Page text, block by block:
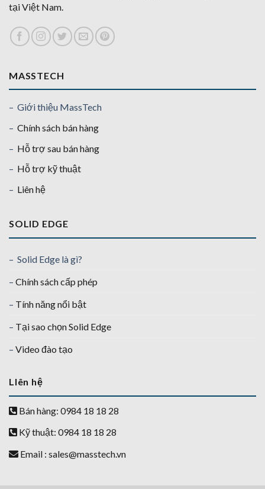
tại Việt Nam.
MASSTECH
– Giới thiệu MassTech
– Chính sách bán hàng
– Hỗ trợ sau bán hàng
– Hỗ trợ kỹ thuật
– Liên hệ
SOLID EDGE
– Solid Edge là gì?
– Chính sách cấp phép
– Tính năng nổi bật
– Tại sao chọn Solid Edge
– Video đào tạo
LIên hệ
Bán hàng: 0984 18 18 28
Kỹ thuật: 0984 18 18 28
Email : sales@masstech.vn